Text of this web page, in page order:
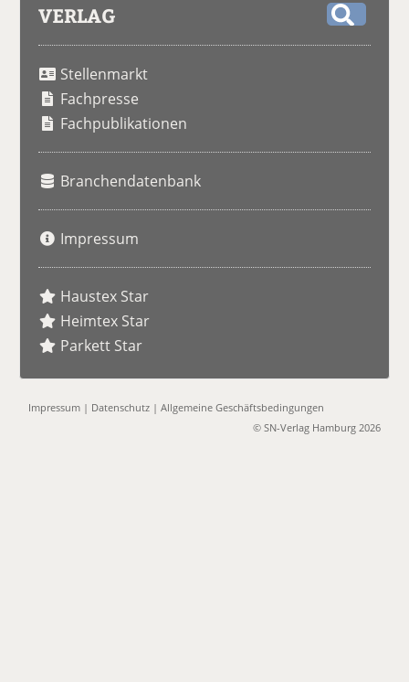
VERLAG
Stellenmarkt
Fachpresse
Fachpublikationen
Branchendatenbank
Impressum
Haustex Star
Heimtex Star
Parkett Star
Impressum | Datenschutz |Allgemeine Geschäftsbedingungen
© SN-Verlag Hamburg 2026